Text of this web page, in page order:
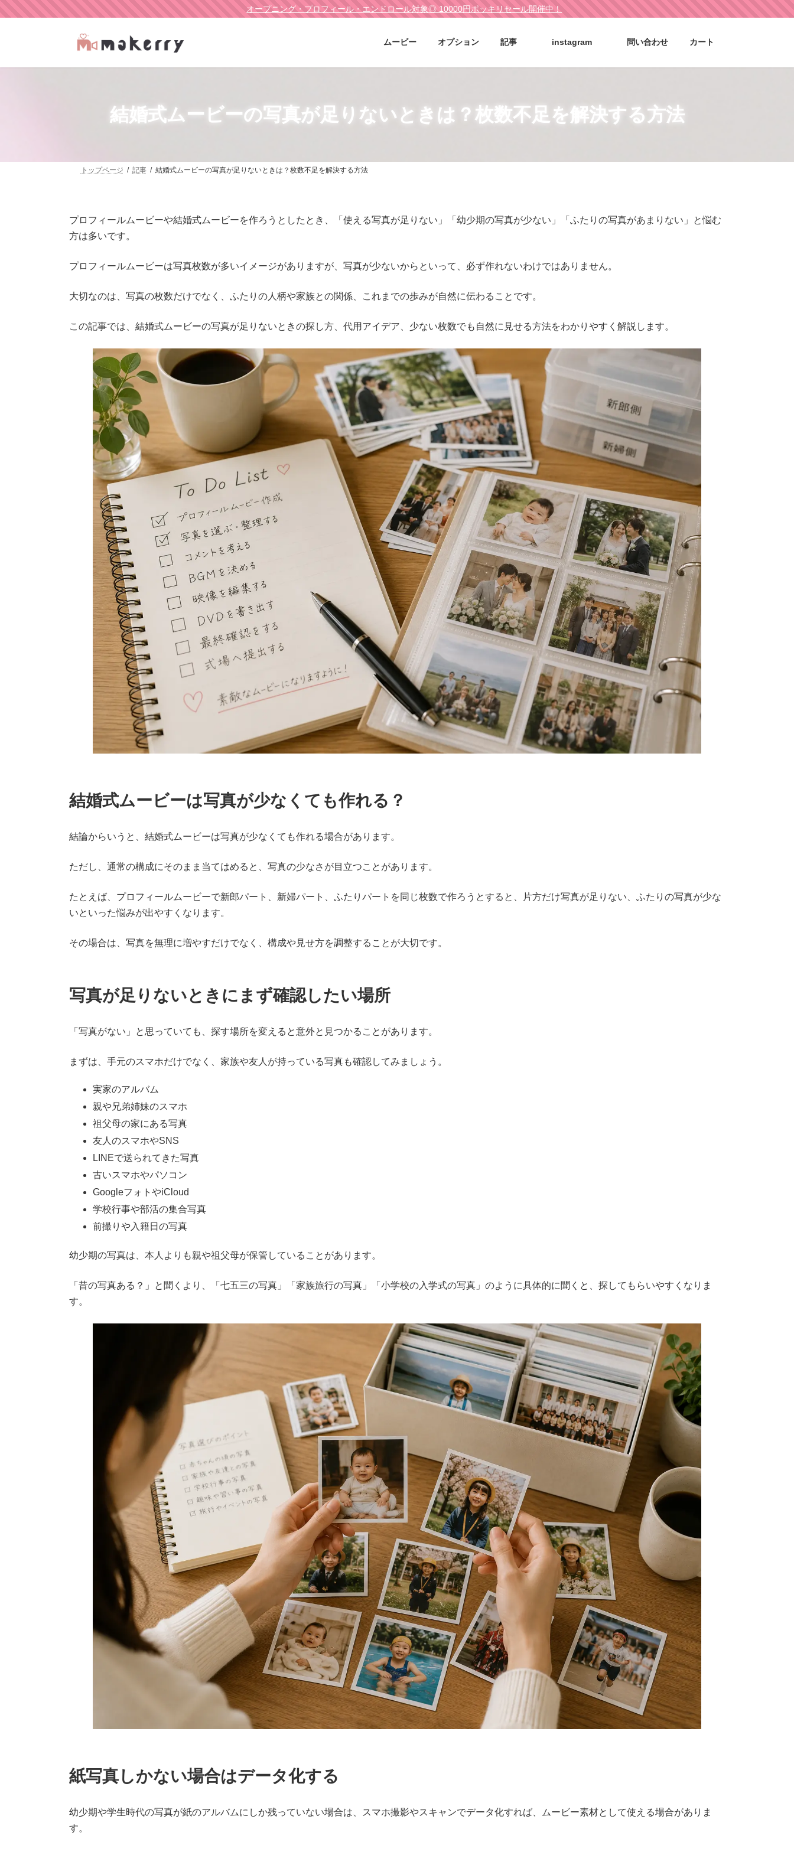
オープニング・プロフィール・エンドロール対象◎ 10000円ポッキリセール開催中！
ムービー オプション 記事 instagram 問い合わせ カート
結婚式ムービーの写真が足りないときは？枚数不足を解決する方法
トップページ 記事 結婚式ムービーの写真が足りないときは？枚数不足を解決する方法
プロフィールムービーや結婚式ムービーを作ろうとしたとき、「使える写真が足りない」「幼少期の写真が少ない」「ふたりの写真があまりない」と悩む
方は多いです。
プロフィールムービーは写真枚数が多いイメージがありますが、写真が少ないからといって、必ず作れないわけではありません。
大切なのは、写真の枚数だけでなく、ふたりの人柄や家族との関係、これまでの歩みが自然に伝わることです。
この記事では、結婚式ムービーの写真が足りないときの探し方、代用アイデア、少ない枚数でも自然に見せる方法をわかりやすく解説します。
結婚式ムービーは写真が少なくても作れる？
結論からいうと、結婚式ムービーは写真が少なくても作れる場合があります。
ただし、通常の構成にそのまま当てはめると、写真の少なさが目立つことがあります。
たとえば、プロフィールムービーで新郎パート、新婦パート、ふたりパートを同じ枚数で作ろうとすると、片方だけ写真が足りない、ふたりの写真が少な
いといった悩みが出やすくなります。
その場合は、写真を無理に増やすだけでなく、構成や見せ方を調整することが大切です。
写真が足りないときにまず確認したい場所
「写真がない」と思っていても、探す場所を変えると意外と見つかることがあります。
まずは、手元のスマホだけでなく、家族や友人が持っている写真も確認してみましょう。
実家のアルバム
親や兄弟姉妹のスマホ
祖父母の家にある写真
友人のスマホやSNS
LINEで送られてきた写真
古いスマホやパソコン
GoogleフォトやiCloud
学校行事や部活の集合写真
前撮りや入籍日の写真
幼少期の写真は、本人よりも親や祖父母が保管していることがあります。
「昔の写真ある？」と聞くより、「七五三の写真」「家族旅行の写真」「小学校の入学式の写真」のように具体的に聞くと、探してもらいやすくなりま
す。
紙写真しかない場合はデータ化する
幼少期や学生時代の写真が紙のアルバムにしか残っていない場合は、スマホ撮影やスキャンでデータ化すれば、ムービー素材として使える場合がありま
す。